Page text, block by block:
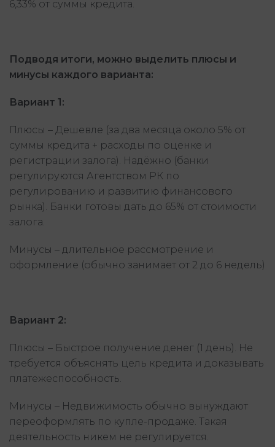
6,33% от суммы кредита.
Подводя итоги, можно выделить плюсы и
минусы каждого варианта:
Вариант 1:
Плюсы – Дешевле (за два месяца около 5% от
суммы кредита + расходы по оценке и
регистрации залога). Надёжно (банки
регулируются Агентством РК по
регулированию и развитию финансового
рынка). Банки готовы дать до 65% от стоимости
залога.
Минусы – длительное рассмотрение и
оформление (обычно занимает от 2 до 6 недель)
Вариант 2:
Плюсы – Быстрое получение денег (1 день). Не
требуется объяснять цель кредита и доказывать
платежеспособность.
Минусы – Недвижимость обычно вынуждают
переоформлять по купле-продаже. Такая
деятельность никем не регулируется.